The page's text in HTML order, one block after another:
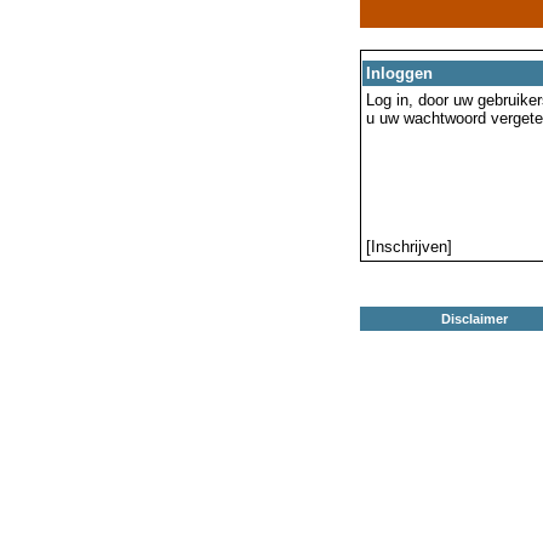
Inloggen
Log in, door uw
u uw wachtwoord
[Inschrijven]
Disclaimer